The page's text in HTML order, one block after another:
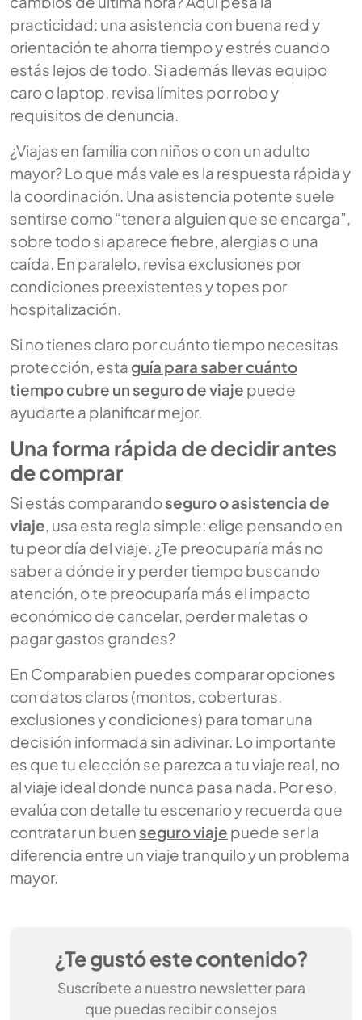
practicidad: una asistencia con buena red y
orientación te ahorra tiempo y estrés cuando
estás lejos de todo. Si además llevas equipo
caro o laptop, revisa límites por robo y
requisitos de denuncia.
¿Viajas en familia con niños o con un adulto
mayor? Lo que más vale es la respuesta rápida y
la coordinación. Una asistencia potente suele
sentirse como “tener a alguien que se encarga”,
sobre todo si aparece fiebre, alergias o una
caída. En paralelo, revisa exclusiones por
condiciones preexistentes y topes por
hospitalización.
Si no tienes claro por cuánto tiempo necesitas
protección, esta guía para saber cuánto
tiempo cubre un seguro de viaje puede
ayudarte a planificar mejor.
Una forma rápida de decidir antes
de comprar
Si estás comparandoseguro o asistencia de
viaje, usa esta regla simple: elige pensando en
tu peor día del viaje. ¿Te preocuparía más no
saber a dónde ir y perder tiempo buscando
atención, o te preocuparía más el impacto
económico de cancelar, perder maletas o
pagar gastos grandes?
En Comparabien puedes comparar opciones
con datos claros (montos, coberturas,
exclusiones y condiciones) para tomar una
decisión informada sin adivinar. Lo importante
es que tu elección se parezca a tu viaje real, no
al viaje ideal donde nunca pasa nada. Por eso,
evalúa con detalle tu escenario y recuerda que
contratar un buenseguro viaje puede ser la
diferencia entre un viaje tranquilo y un problema
mayor.
¿Te gustó este contenido?
Suscríbete a nuestro newsletter para
que puedas recibir consejos